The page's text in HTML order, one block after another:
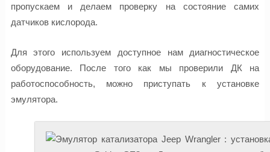
пропускаем и делаем проверку на состояние самих
датчиков кислорода.
Для этого используем доступное нам диагностическое
оборудование. После того как мы проверили ДК на
работоспособность, можно приступать к установке
эмулятора.